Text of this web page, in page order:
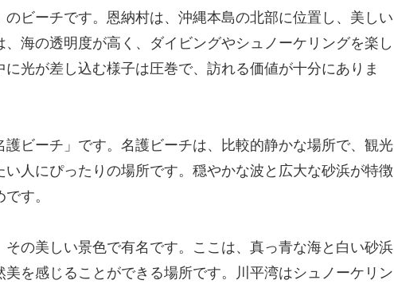
ビーチです。恩納村は、沖縄本島の北部に位置し、美しい
海の透明度が高く、ダイビングやシュノーケリングを楽し
光が差し込む様子は圧巻で、訪れる価値が十分にありま
ビーチ」です。名護ビーチは、比較的静かな場所で、観光
人にぴったりの場所です。穏やかな波と広大な砂浜が特徴
す。
の美しい景色で有名です。ここは、真っ青な海と白い砂浜
を感じることができる場所です。川平湾はシュノーケリン